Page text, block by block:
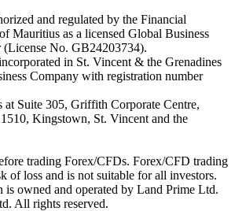
and regulated by the Financial
Mauritius as a licensed Global Business
(License No. GB24203734).
in St. Vincent & the Grenadines
Company with registration number
at Suite 305, Griffith Corporate Centre,
Kingstown, St. Vincent and the
trading Forex/CFDs. Forex/CFD trading
of loss and is not suitable for all investors.
is owned and operated by Land Prime Ltd.
All rights reserved.